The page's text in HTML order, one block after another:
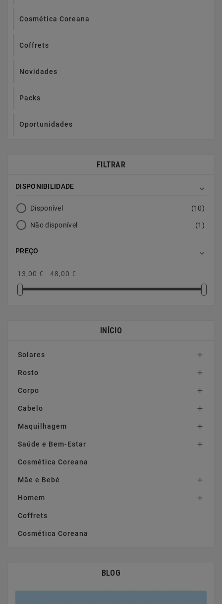
Cosmética Coreana
Coffrets
Novidades
Packs
Oportunidades
FILTRAR
DISPONIBILIDADE 
Disponível (10)
Não disponível (1)
PREÇO 
13,00 € - 48,00 €
INÍCIO
Solares 
Rosto 
Corpo 
Cabelo 
Maquilhagem 
Saúde e Bem-Estar 
Cosmética Coreana
Mãe e Bebé 
Homem 
Coffrets
Cosmética Coreana
BLOG